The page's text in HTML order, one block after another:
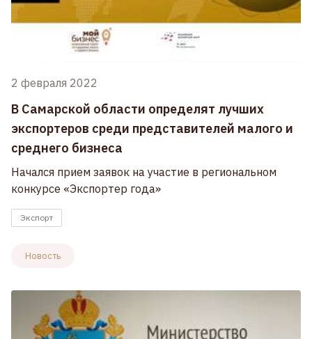
2 февраля 2022
В Самарской области определят лучших
экспортеров среди представителей малого и
среднего бизнеса
Начался прием заявок на участие в региональном
конкурсе «Экспортер года»
Экспорт
Новость